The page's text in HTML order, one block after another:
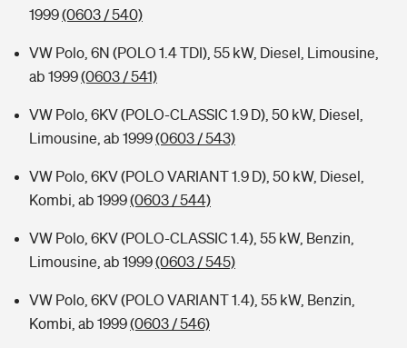
1999(0603 / 540)
VW Polo, 6N (POLO 1.4 TDI), 55 kW, Diesel, Limousine,
ab 1999(0603 / 541)
VW Polo, 6KV (POLO-CLASSIC 1.9 D), 50 kW, Diesel,
Limousine, ab 1999(0603 / 543)
VW Polo, 6KV (POLO VARIANT 1.9 D), 50 kW, Diesel,
Kombi, ab 1999(0603 / 544)
VW Polo, 6KV (POLO-CLASSIC 1.4), 55 kW, Benzin,
Limousine, ab 1999(0603 / 545)
VW Polo, 6KV (POLO VARIANT 1.4), 55 kW, Benzin,
Kombi, ab 1999(0603 / 546)